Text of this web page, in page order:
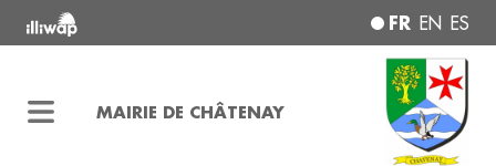
FR EN ES
MAIRIE DE CHÂTENAY